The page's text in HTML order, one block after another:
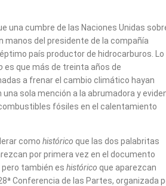
una cumbre de las Naciones Unidas
manos del presidente de la compañía
país productor de hidrocarburos. Lo
es que más de treinta años de
a frenar el cambio climático hayan
sola mención a la abrumadora y
fósiles en el calentamiento
como histórico que las dos palabritas
por primera vez en el documento
pero también es histórico que aparezcan
Conferencia de las Partes, organizada